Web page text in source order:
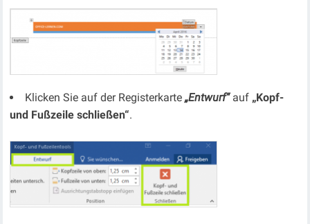
Klicken Sie auf der Registerkarte„Entwurf“auf „Kopf-
und Fußzeile schließen“.